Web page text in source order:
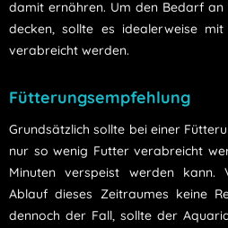
damit ernähren. Um den Bedarf an
decken, sollte es idealerweise
verabreicht werden.
Fütterungsempfehlung
Grundsätzlich sollte bei einer
nur so wenig Futter verabreicht
Minuten verspeist werden kann.
Ablauf dieses Zeitraumes keine
dennoch der Fall, sollte der